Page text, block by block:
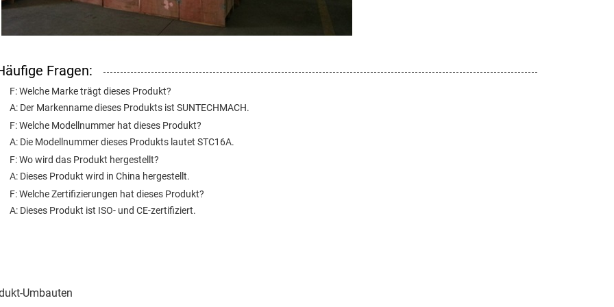
Fragen:
F: Welche Marke trägt dieses Produkt?
A: Der Markenname dieses Produkts ist SUNTECHMACH.
F: Welche Modellnummer hat dieses Produkt?
A: Die Modellnummer dieses Produkts lautet STC16A.
F: Wo wird das Produkt hergestellt?
A: Dieses Produkt wird in China hergestellt.
F: Welche Zertifizierungen hat dieses Produkt?
A: Dieses Produkt ist ISO- und CE-zertifiziert.
Umbauten